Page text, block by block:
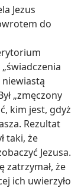
Jezus
do
niewiastą
„zmęczony
kim jest, gdyż
Rezultat
taki, że
Jezusa.
zatrzymał, że
ich uwierzyło